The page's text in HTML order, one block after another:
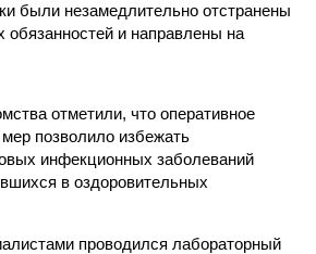
были незамедлительно отстранены
обязанностей и направлены на
отметили, что оперативное
позволило избежать
инфекционных заболеваний
в оздоровительных
проводился лабораторный